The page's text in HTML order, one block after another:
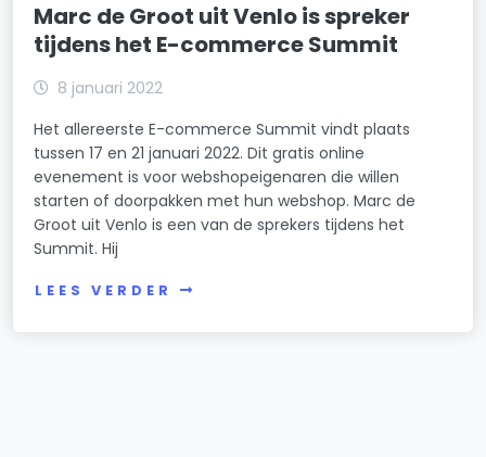
Marc de Groot uit Venlo is spreker
tijdens het E-commerce Summit
8 januari 2022
Het allereerste E-commerce Summit vindt plaats
tussen 17 en 21 januari 2022. Dit gratis online
evenement is voor webshopeigenaren die willen
starten of doorpakken met hun webshop. Marc de
Groot uit Venlo is een van de sprekers tijdens het
Summit. Hij
LEES VERDER